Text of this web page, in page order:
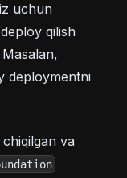
uchun
qilish
deploymentni
va